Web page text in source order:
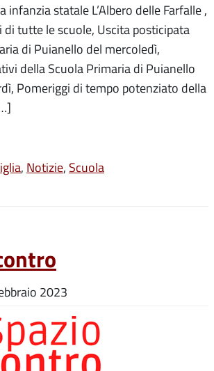
infanzia statale L’Albero delle Farfalle ,
di tutte le scuole, Uscita posticipata
di Puianello del mercoledì,
della Scuola Primaria di Puianello
Pomeriggi di tempo potenziato della
, Notizie, Scuola
2023